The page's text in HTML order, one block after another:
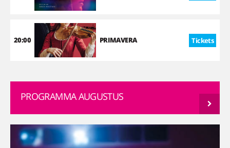
20:00 PRIMAVERA Tickets
PROGRAMMA AUGUSTUS